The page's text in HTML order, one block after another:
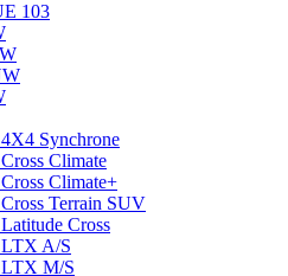
103
Synchrone
Climate
Climate+
Terrain SUV
Cross
A/S
M/S